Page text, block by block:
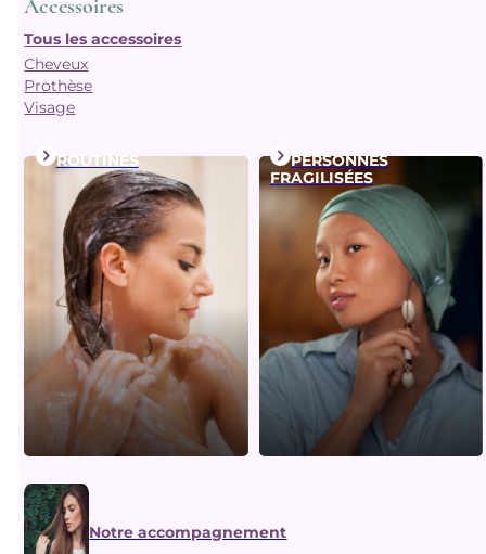
Accessoires
Tous les accessoires
Cheveux
Prothèse
Visage
ROUTINES
PERSONNES
FRAGILISÉES
Notre accompagnement